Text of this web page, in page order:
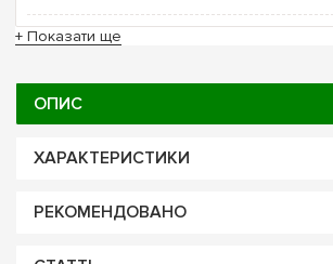
+ Показати ще
ОПИС
ХАРАКТЕРИСТИКИ
РЕКОМЕНДОВАНО